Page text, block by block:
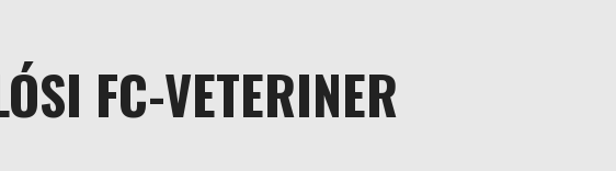
FC-VETERINER